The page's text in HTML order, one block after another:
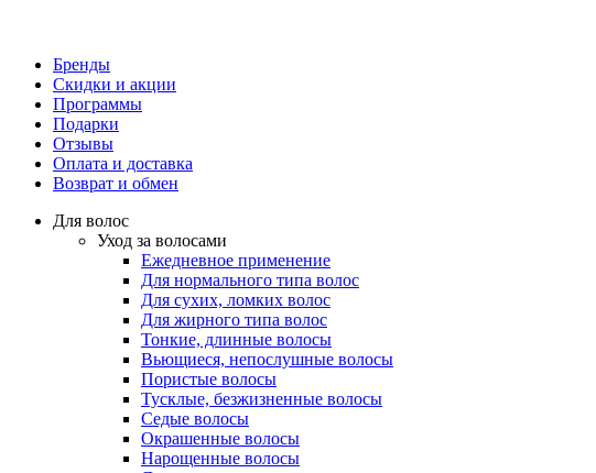
Бренды
Скидки и акции
Программы
Подарки
Отзывы
Оплата и доставка
Возврат и обмен
Для волос
Уход за волосами
Ежедневное применение
Для нормального типа волос
Для сухих, ломких волос
Для жирного типа волос
Тонкие, длинные волосы
Вьющиеся, непослушные волосы
Пористые волосы
Тусклые, безжизненные волосы
Седые волосы
Окрашенные волосы
Нарощенные волосы